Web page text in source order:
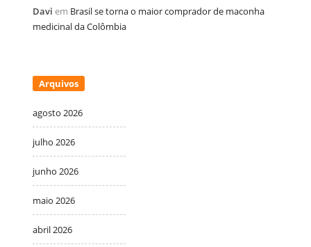
Davi em Brasil se torna o maior comprador de maconha
medicinal da Colômbia
Arquivos
agosto 2026
julho 2026
junho 2026
maio 2026
abril 2026